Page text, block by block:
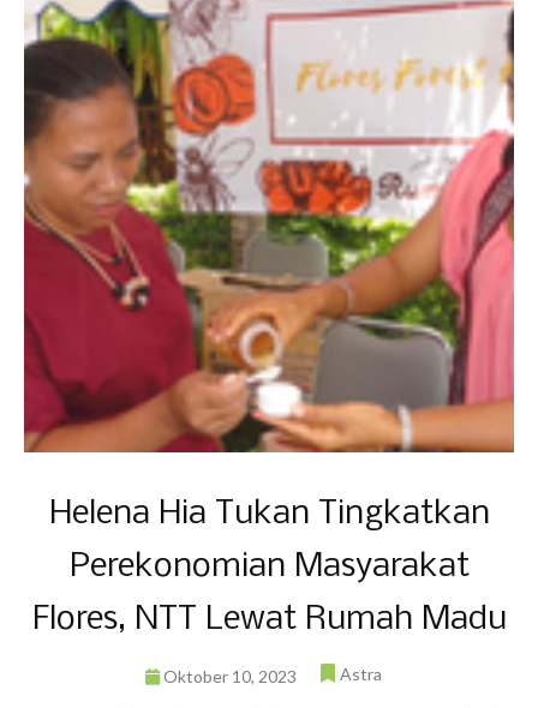
Helena Hia Tukan Tingkatkan
Perekonomian Masyarakat
Flores, NTT Lewat Rumah Madu
Oktober 10, 2023 Astra